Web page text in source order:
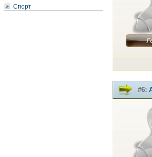
Спорт
#6: